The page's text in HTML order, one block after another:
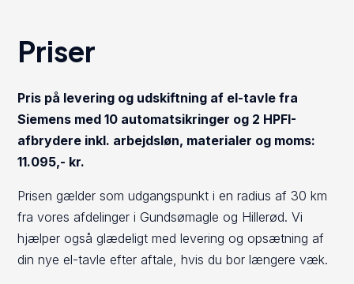
Priser
Pris på levering og udskiftning af el-tavle fra
Siemens med 10 automatsikringer og 2 HPFI-
afbrydere inkl. arbejdsløn, materialer og moms:
11.095,- kr.
Prisen gælder som udgangspunkt i en radius af 30 km
fra vores afdelinger i Gundsømagle og Hillerød. Vi
hjælper også glædeligt med levering og opsætning af
din nye el-tavle efter aftale, hvis du bor længere væk.